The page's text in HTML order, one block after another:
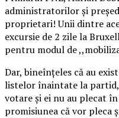
administratorilor și
proprietari! Unii dintre
excursie de 2 zile la
pentru modul de
Dar, bineînțeles că au
listelor înaintate la partid,
votare și ei nu au plecat
promisiunea că vor pleca